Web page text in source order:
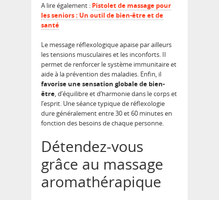
A lire également : Pistolet de massage pour
les seniors : Un outil de bien-être et de
santé
Le message réflexologique apaise par ailleurs
les tensions musculaires et les inconforts. Il
permet de renforcer le système immunitaire et
aide à la prévention des maladies. Enfin, il
favorise une sensation globale de bien-
être, d’équilibre et d’harmonie dans le corps et
l’esprit. Une séance typique de réflexologie
dure généralement entre 30 et 60 minutes en
fonction des besoins de chaque personne.
Détendez-vous
grâce au massage
aromathérapique